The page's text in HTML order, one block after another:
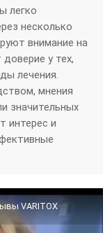
легко
несколько
внимание на
у тех,
лечения.
мнения
значительных
интерес и
VARITOX